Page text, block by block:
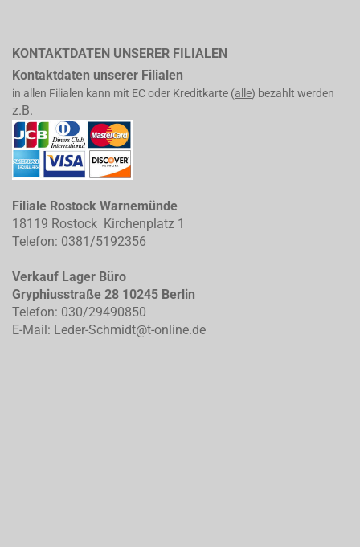
KONTAKTDATEN UNSERER FILIALEN
Kontaktdaten unserer Filialen
in allen Filialen kann mit EC oder Kreditkarte (alle) bezahlt werden
z.B.
Filiale Rostock Warnemünde
18119 Rostock Kirchenplatz 1
Telefon: 0381/5192356
Verkauf Lager Büro
Gryphiusstraße 28 10245 Berlin
Telefon: 030/29490850
E-Mail: Leder-Schmidt@t-online.de